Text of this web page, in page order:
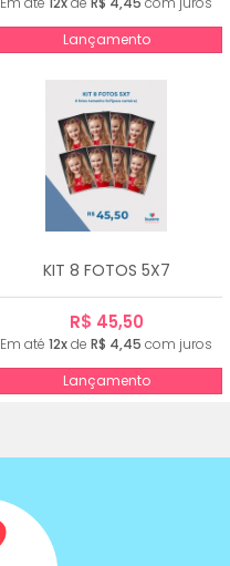
Lançamento
KIT 8 FOTOS 5X7
R$ 45,50
Em até 12xde R$ 4,45 com juros
Lançamento